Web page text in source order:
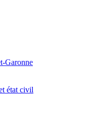
Garonne
état civil